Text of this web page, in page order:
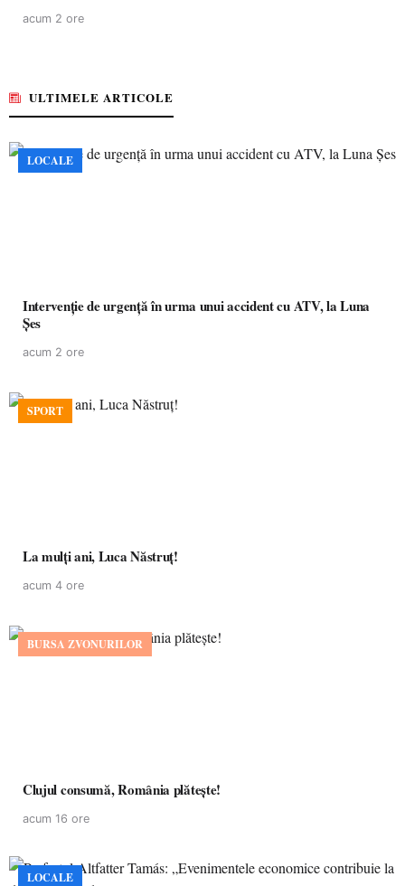
acum 2 ore
ULTIMELE ARTICOLE
LOCALE
Intervenție de urgență în urma unui accident cu ATV, la Luna
Șes
acum 2 ore
SPORT
La mulţi ani, Luca Năstruţ!
acum 4 ore
BURSA ZVONURILOR
Clujul consumă, România plătește!
acum 16 ore
LOCALE